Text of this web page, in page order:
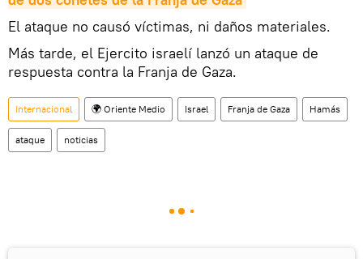
El ataque no causó víctimas, ni daños materiales.
Más tarde, el Ejercito israelí lanzó un ataque de
respuesta contra la Franja de Gaza.
Internacional 🌍 Oriente Medio Israel Franja de Gaza Hamás
ataque noticias